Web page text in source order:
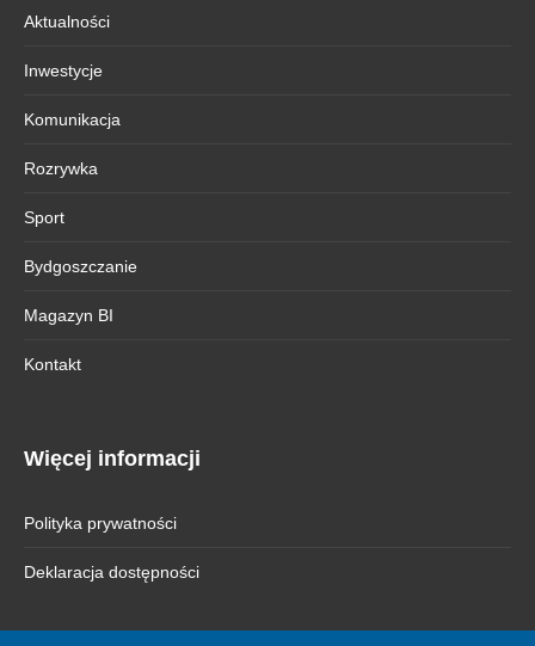
Aktualności
Inwestycje
Komunikacja
Rozrywka
Sport
Bydgoszczanie
Magazyn BI
Kontakt
Więcej informacji
Polityka prywatności
Deklaracja dostępności